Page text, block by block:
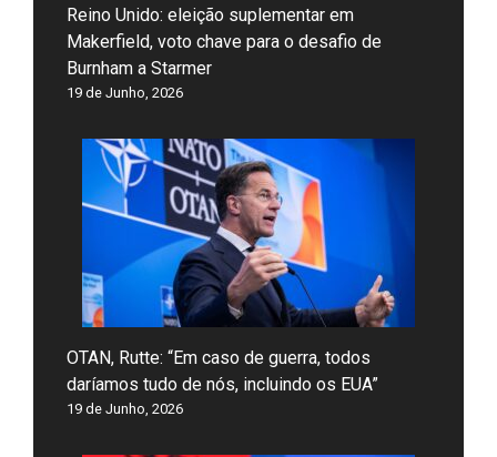
Reino Unido: eleição suplementar em
Makerfield, voto chave para o desafio de
Burnham a Starmer
19 de Junho, 2026
OTAN, Rutte: “Em caso de guerra, todos
daríamos tudo de nós, incluindo os EUA”
19 de Junho, 2026